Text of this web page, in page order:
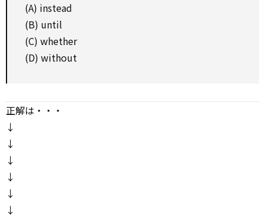
(A) instead
(B) until
(C) whether
(D) without
正解は・・・
↓
↓
↓
↓
↓
↓